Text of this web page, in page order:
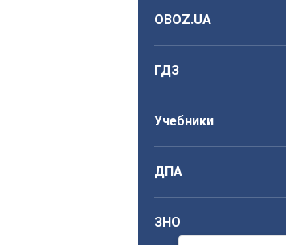
OBOZ.UA
ГДЗ
Учебники
ДПА
ЗНО